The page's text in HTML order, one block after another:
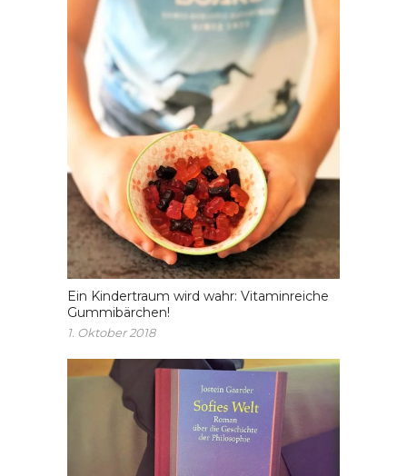
Ein Kindertraum wird wahr: Vitaminreiche
Gummibärchen!
1. Oktober 2018